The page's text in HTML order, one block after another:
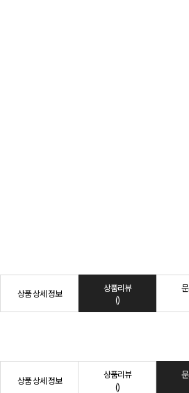
상품 상세 정보
상품리뷰
()
상품 상세 정보
상품리뷰
()